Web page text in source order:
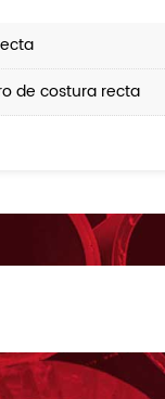
de costura recta